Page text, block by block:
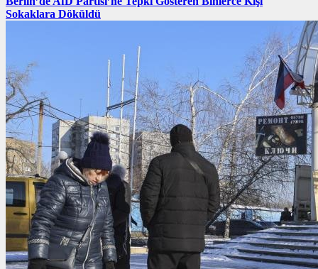
Sokaklara Döküldü